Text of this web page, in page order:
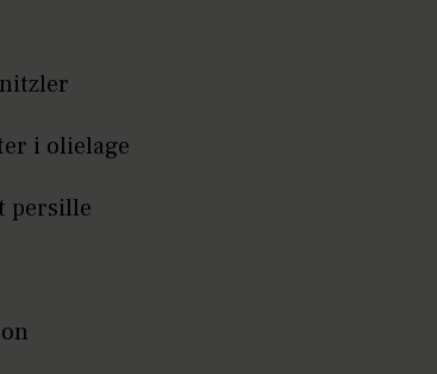
i olielage
persille